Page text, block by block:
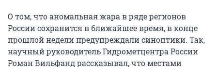
О том, что аномальная жара в ряде регионов
России сохранится в ближайшее время, в конце
прошлой недели предупреждали синоптики. Так,
научный руководитель Гидрометцентра России
Роман Вильфанд рассказывал, что местами